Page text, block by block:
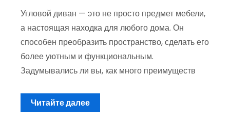
Угловой диван — это не просто предмет мебели,
а настоящая находка для любого дома. Он
способен преобразить пространство, сделать его
более уютным и функциональным.
Задумывались ли вы, как много преимуществ
Читайте далее